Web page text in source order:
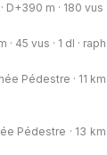
m · 180 vus
45 vus · 1 dl ·
Pédestre · 11 km
Pédestre · 13 km